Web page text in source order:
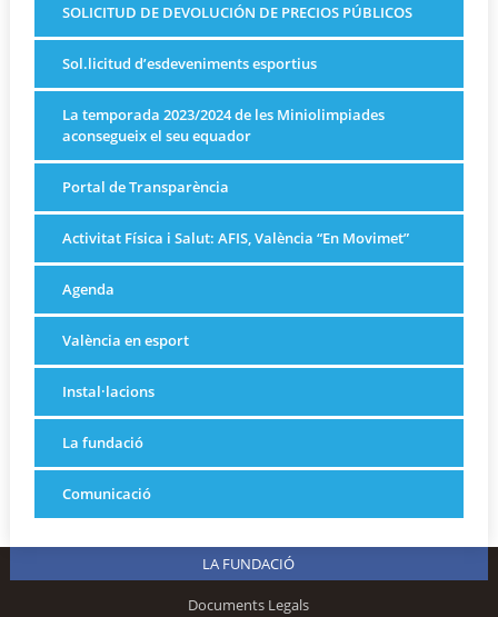
SOLICITUD DE DEVOLUCIÓN DE PRECIOS PÚBLICOS
Sol.licitud d’esdeveniments esportius
La temporada 2023/2024 de les Miniolimpiades
aconsegueix el seu equador
Portal de Transparència
Activitat Física i Salut: AFIS, València “En Movimet”
Agenda
València en esport
Instal·lacions
La fundació
Comunicació
LA FUNDACIÓ
Documents Legals